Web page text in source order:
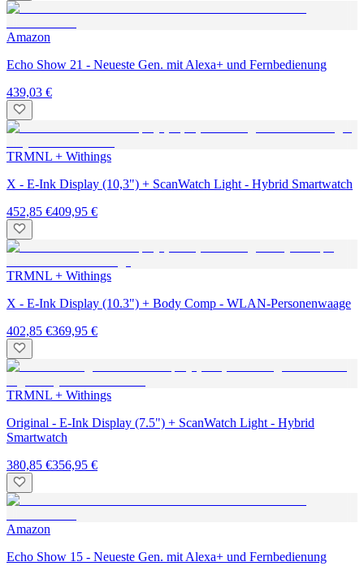
Amazon
Echo Show 21 - Neueste Gen. mit Alexa+ und Fernbedienung
439,03 €
TRMNL + Withings
X - E-Ink Display (10,3") + ScanWatch Light - Hybrid Smartwatch
452,85 €409,95 €
TRMNL + Withings
X - E-Ink Display (10.3") + Body Comp - WLAN-Personenwaage
402,85 €369,95 €
TRMNL + Withings
Original - E-Ink Display (7.5") + ScanWatch Light - Hybrid
Smartwatch
380,85 €356,95 €
Amazon
Echo Show 15 - Neueste Gen. mit Alexa+ und Fernbedienung